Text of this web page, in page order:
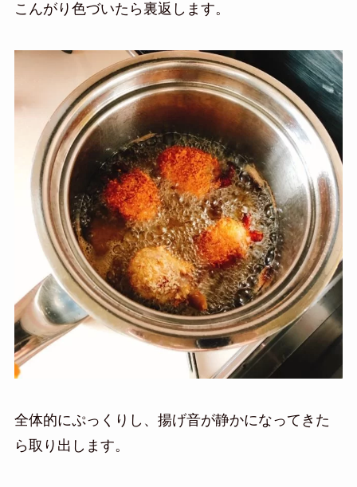
こんがり色づいたら裏返します。
全体的にぷっくりし、揚げ音が静かになってきた
ら取り出します。